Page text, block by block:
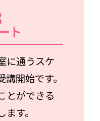
ト
に通うスケ
開始です。
とができる
す。